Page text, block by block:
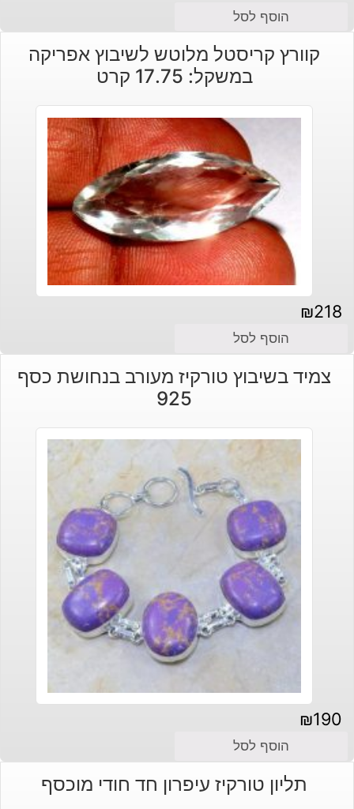
הוסף לסל
קוורץ קריסטל מלוטש לשיבוץ אפריקה
במשקל: 17.75 קרט
₪218
הוסף לסל
צמיד בשיבוץ טורקיז מעורב בנחושת כסף
925
₪190
הוסף לסל
תליון טורקיז עיפרון חד חודי מוכסף